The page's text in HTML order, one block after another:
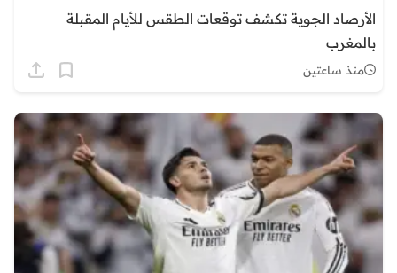
الأرصاد الجوية تكشف توقعات الطقس للأيام المقبلة
بالمغرب
منذ ساعتين